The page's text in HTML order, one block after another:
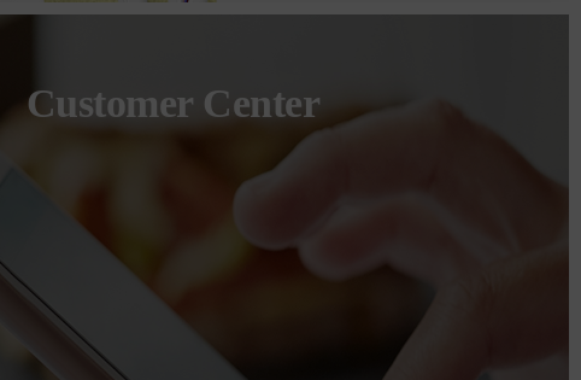
Customer Center